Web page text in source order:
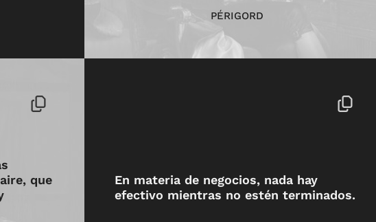
PÉRIGORD
que
En materia de negocios, nada hay
efectivo mientras no estén terminados.